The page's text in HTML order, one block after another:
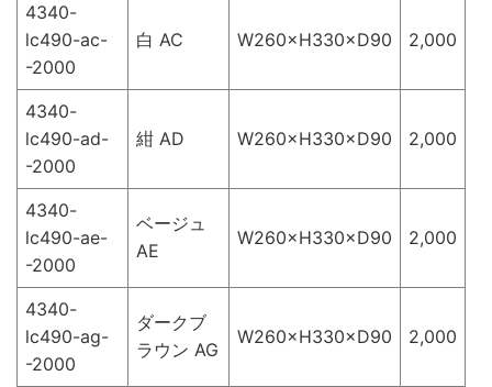
4340-
lc490-ac-
-2000
白 AC W260×H330×D90 2,000
4340-
lc490-ad-
-2000
紺 AD W260×H330×D90 2,000
4340-
lc490-ae-
-2000
ベージュ
AE
W260×H330×D90 2,000
4340-
lc490-ag-
-2000
ダークブ
ラウン AG
W260×H330×D90 2,000